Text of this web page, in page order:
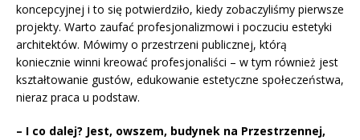
koncepcyjnej i to się potwierdziło, kiedy zobaczyliśmy pierwsze
projekty. Warto zaufać profesjonalizmowi i poczuciu estetyki
architektów. Mówimy o przestrzeni publicznej, którą
koniecznie winni kreować profesjonaliści – w tym również jest
kształtowanie gustów, edukowanie estetyczne społeczeństwa,
nieraz praca u podstaw.
– I co dalej? Jest, owszem, budynek na Przestrzennej,